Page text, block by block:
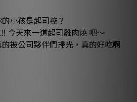
小孩是起司控？
今天來一道起司雞肉燒 吧～
被公司夥伴們掃光，真的好吃啊